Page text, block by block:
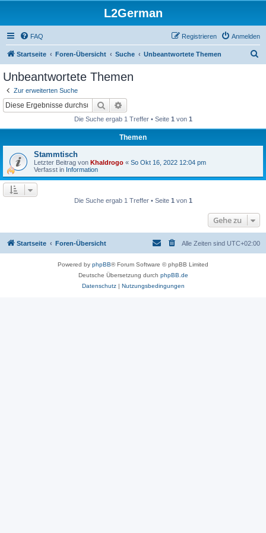
L2German
FAQ Anmelden
Registrieren
Startseite Foren-Übersicht Suche Unbeantwortete Themen
Unbeantwortete Themen
Zur erweiterten Suche
Suche
Die Suche ergab 1 Treffer • Seite 1 von 1
Themen
Stammtisch
Letzter Beitrag von Khaldrogo « So Okt 16, 2022 12:04 pm
Verfasst in Information
Die Suche ergab 1 Treffer • Seite 1 von 1
Gehe zu
Startseite Foren-Übersicht Alle Zeiten sind UTC+02:00
Powered by phpBB® Forum Software © phpBB Limited
Deutsche Übersetzung durch phpBB.de
Datenschutz| Nutzungsbedingungen